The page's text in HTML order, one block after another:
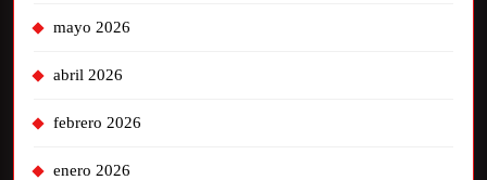
mayo 2026
abril 2026
febrero 2026
enero 2026